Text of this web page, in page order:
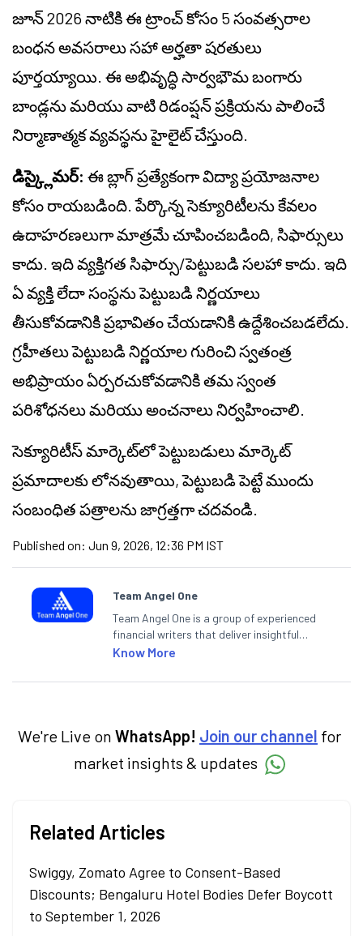
జూన్ 2026 నాటికి ఈ ట్రాంచ్ కోసం 5 సంవత్సరాల
బంధన అవసరాలు సహా అర్హతా షరతులు
పూర్తయ్యాయి. ఈ అభివృద్ధి సార్వభౌమ బంగారు
బాండ్లను మరియు వాటి రిడంప్షన్ ప్రక్రియను పాలించే
నిర్మాణాత్మక వ్యవస్థను హైలైట్ చేస్తుంది.
డిస్క్లైమర్: ఈ బ్లాగ్ ప్రత్యేకంగా విద్యా ప్రయోజనాల
కోసం రాయబడింది. పేర్కొన్న సెక్యూరిటీలను కేవలం
ఉదాహరణలుగా మాత్రమే చూపించబడింది, సిఫార్సులు
కాదు. ఇది వ్యక్తిగత సిఫార్సు/పెట్టుబడి సలహా కాదు. ఇది
ఏ వ్యక్తి లేదా సంస్థను పెట్టుబడి నిర్ణయాలు
తీసుకోవడానికి ప్రభావితం చేయడానికి ఉద్దేశించబడలేదు.
గ్రహీతలు పెట్టుబడి నిర్ణయాల గురించి స్వతంత్ర
అభిప్రాయం ఏర్పరచుకోవడానికి తమ స్వంత
పరిశోధనలు మరియు అంచనాలు నిర్వహించాలి.
సెక్యూరిటీస్ మార్కెట్‌లో పెట్టుబడులు మార్కెట్
ప్రమాదాలకు లోనవుతాయి, పెట్టుబడి పెట్టే ముందు
సంబంధిత పత్రాలను జాగ్రత్తగా చదవండి.
Published on: Jun 9, 2026, 12:36 PM IST
Team Angel One
Team Angel One is a group of experienced
financial writers that deliver insightful
articles on the stock market, IPO, economy,
categories.
Know More
We're Live on WhatsApp! Join our channel for
market insights & updates
Related Articles
Swiggy, Zomato Agree to Consent-Based
Discounts; Bengaluru Hotel Bodies Defer Boycott
to September 1, 2026